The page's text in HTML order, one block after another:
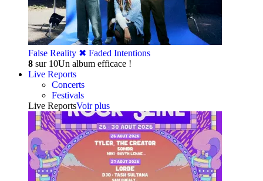
False Reality ✖︎ Faded Intentions
8 sur 10Un album efficace !
Live Reports
Concerts
Festivals
Live ReportsVoir plus